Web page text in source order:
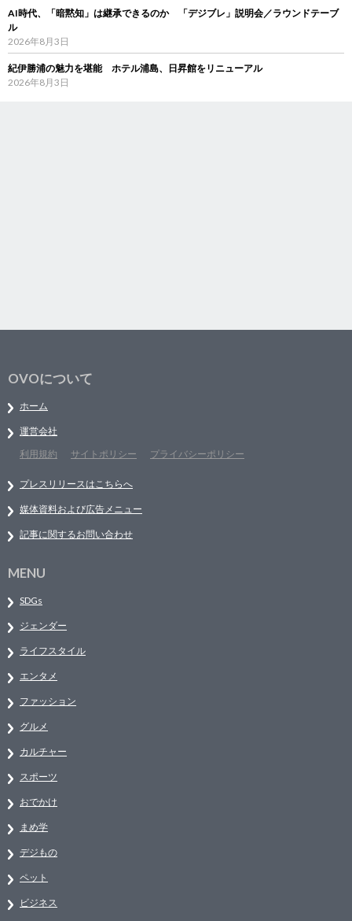
AI時代、「暗黙知」は継承できるのか 「デジブレ」説明会／ラウンドテーブ
ル
2026年8月3日
紀伊勝浦の魅力を堪能 ホテル浦島、日昇館をリニューアル
2026年8月3日
OVOについて
ホーム
運営会社
利用規約
サイトポリシー プライバシーポリシー
プレスリリースはこちらへ
媒体資料および広告メニュー
記事に関するお問い合わせ
MENU
SDGs
ジェンダー
ライフスタイル
エンタメ
ファッション
グルメ
カルチャー
スポーツ
おでかけ
まめ学
デジもの
ペット
ビジネス